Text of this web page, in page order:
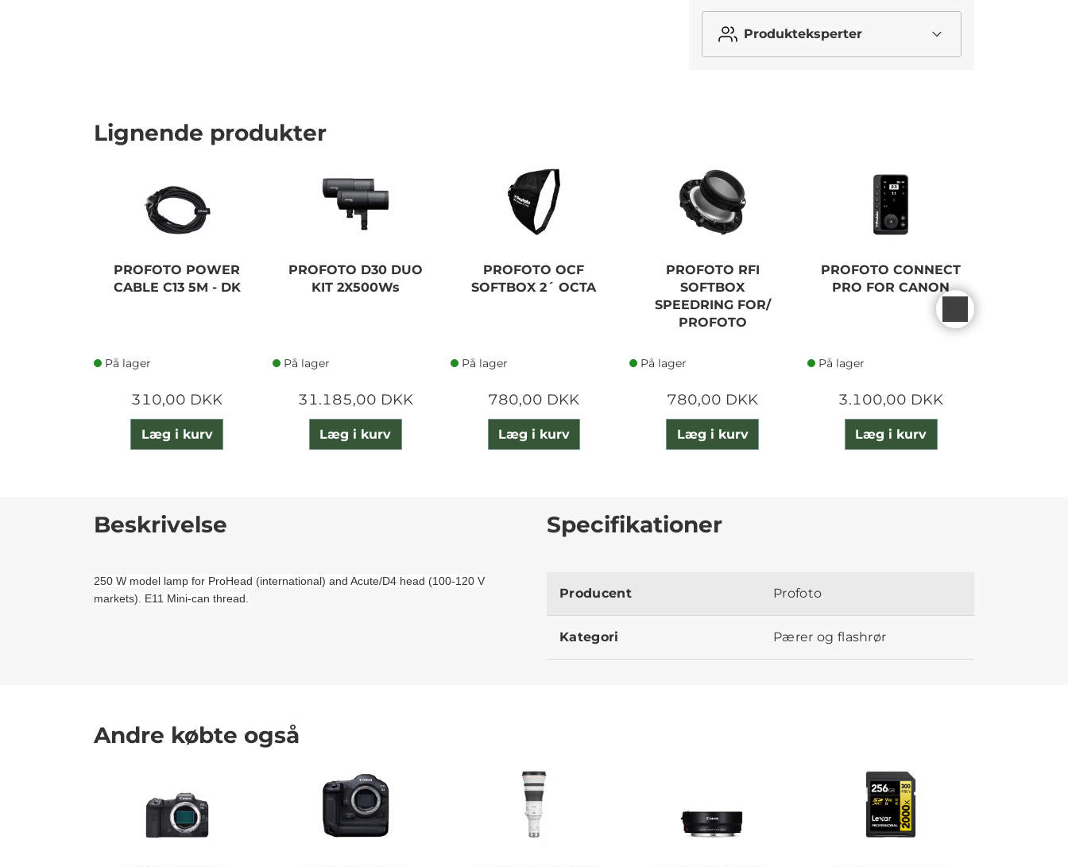
Produkteksperter
Lignende produkter
PROFOTO POWER
CABLE C13 5M - DK
På lager
310,00 DKK
Læg i kurv
PROFOTO D30 DUO
KIT 2X500Ws
På lager
31.185,00 DKK
Læg i kurv
PROFOTO OCF
SOFTBOX 2´ OCTA
På lager
780,00 DKK
Læg i kurv
PROFOTO RFI
SOFTBOX
SPEEDRING FOR/
PROFOTO
På lager
780,00 DKK
Læg i kurv
PROFOTO CONNECT
PRO FOR CANON
På lager
3.100,00 DKK
Læg i kurv
Beskrivelse
250 W model lamp for ProHead (international) and Acute/D4 head (100-120 V
markets). E11 Mini-can thread.
Specifikationer
Producent Profoto
Kategori Pærer og flashrør
Andre købte også